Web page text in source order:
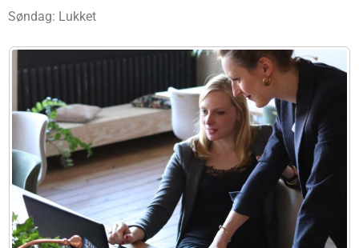
Søndag: Lukket